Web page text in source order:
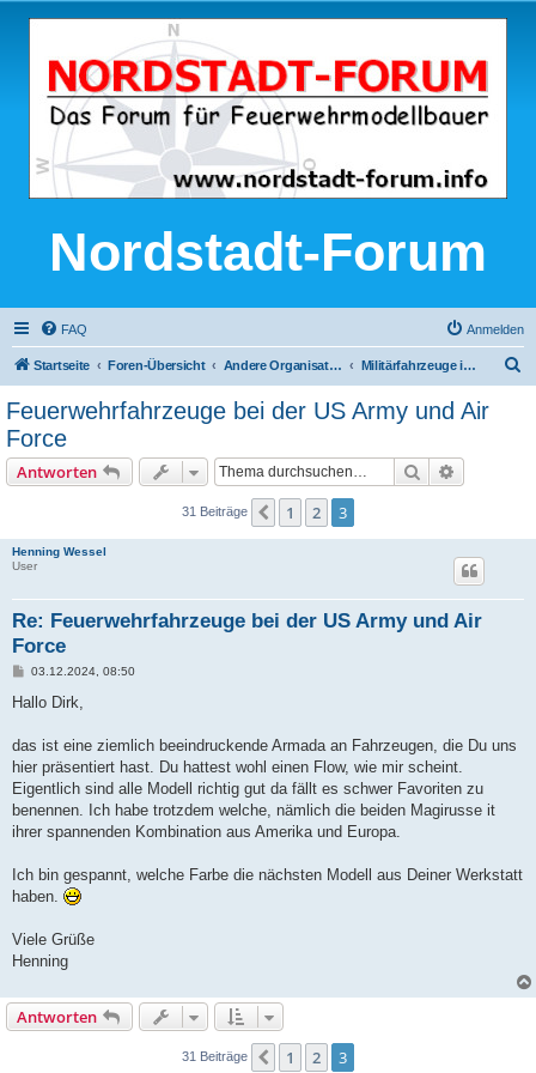
Nordstadt-Forum
FAQ Anmelden
Startseite Foren-Übersicht Andere Organisationen in Vorbild und Modell Militärfahrzeuge im Modell
Feuerwehrfahrzeuge bei der US Army und Air
Force
Antworten Suche
31 Beiträge Vorherige
1 2 3
Henning Wessel
User
Re: Feuerwehrfahrzeuge bei der US Army und Air
Force
B
i
a
03.12.2024, 08:50
Hallo Dirk,
das ist eine ziemlich beeindruckende Armada an Fahrzeugen, die Du uns
hier präsentiert hast. Du hattest wohl einen Flow, wie mir scheint.
Eigentlich sind alle Modell richtig gut da fällt es schwer Favoriten zu
benennen. Ich habe trotzdem welche, nämlich die beiden Magirusse it
ihrer spannenden Kombination aus Amerika und Europa.
Ich bin gespannt, welche Farbe die nächsten Modell aus Deiner Werkstatt
haben.
Viele Grüße
Henning
Antworten
31 Beiträge Vorherige
1 2 3